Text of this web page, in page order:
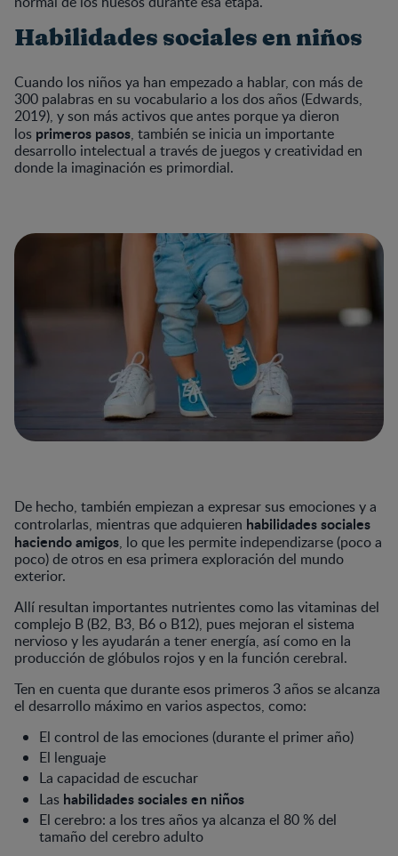
Habilidades sociales en niños
Cuando los niños ya han empezado a hablar, con más de
300 palabras en su vocabulario a los dos años (Edwards,
2019), y son más activos que antes porque ya dieron
los primeros pasos, también se inicia un importante
desarrollo intelectual a través de juegos y creatividad en
donde la imaginación es primordial.
De hecho, también empiezan a expresar sus emociones y a
controlarlas, mientras que adquieren habilidades sociales
haciendo amigos, lo que les permite independizarse (poco a
poco) de otros en esa primera exploración del mundo
exterior.
Allí resultan importantes nutrientes como las vitaminas del
complejo B (B2, B3, B6 o B12), pues mejoran el sistema
nervioso y les ayudarán a tener energía, así como en la
producción de glóbulos rojos y en la función cerebral.
Ten en cuenta que durante esos primeros 3 años se alcanza
el desarrollo máximo en varios aspectos, como:
El control de las emociones (durante el primer año)
El lenguaje
La capacidad de escuchar
Las habilidades sociales en niños
El cerebro: a los tres años ya alcanza el 80 % del
tamaño del cerebro adulto